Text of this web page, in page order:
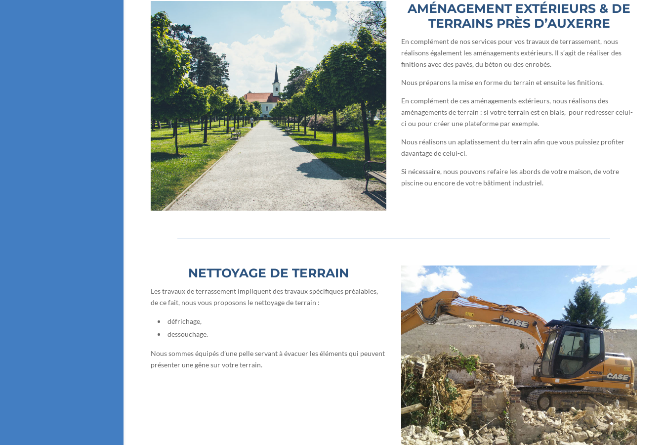
AMÉNAGEMENT EXTÉRIEURS & DE
TERRAINS PRÈS D’AUXERRE
En complément de nos services pour vos travaux de terrassement, nous
réalisons également les aménagements extérieurs. Il s’agit de réaliser des
finitions avec des pavés, du béton ou des enrobés.
Nous préparons la mise en forme du terrain et ensuite les finitions.
En complément de ces aménagements extérieurs, nous réalisons des
aménagements de terrain : si votre terrain est en biais, pour redresser celui-
ci ou pour créer une plateforme par exemple.
Nous réalisons un aplatissement du terrain afin que vous puissiez profiter
davantage de celui-ci.
Si nécessaire, nous pouvons refaire les abords de votre maison, de votre
piscine ou encore de votre bâtiment industriel.
NETTOYAGE DE TERRAIN
Les travaux de terrassement impliquent des travaux spécifiques préalables,
de ce fait, nous vous proposons le nettoyage de terrain :
défrichage,
dessouchage.
Nous sommes équipés d’une pelle servant à évacuer les éléments qui peuvent
présenter une gêne sur votre terrain.